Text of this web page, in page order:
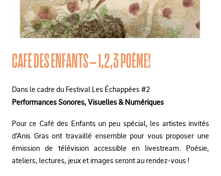
CAFÉ DES ENFANTS – 1,2,3 POÈME!
Dans le cadre du Festival Les Échappées #2
Performances Sonores, Visuelles & Numériques
Pour ce Café des Enfants un peu spécial, les artistes invités
d’Anis Gras ont travaillé ensemble pour vous proposer une
émission de télévision accessible en livestream. Poésie,
ateliers, lectures, jeux et images seront au rendez-vous !